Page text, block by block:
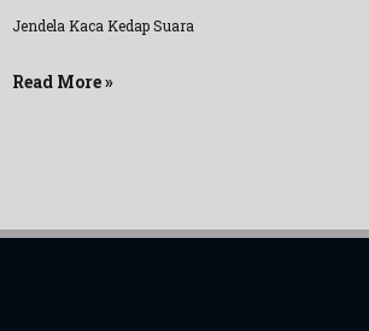
Jendela Kaca Kedap Suara
Read More »